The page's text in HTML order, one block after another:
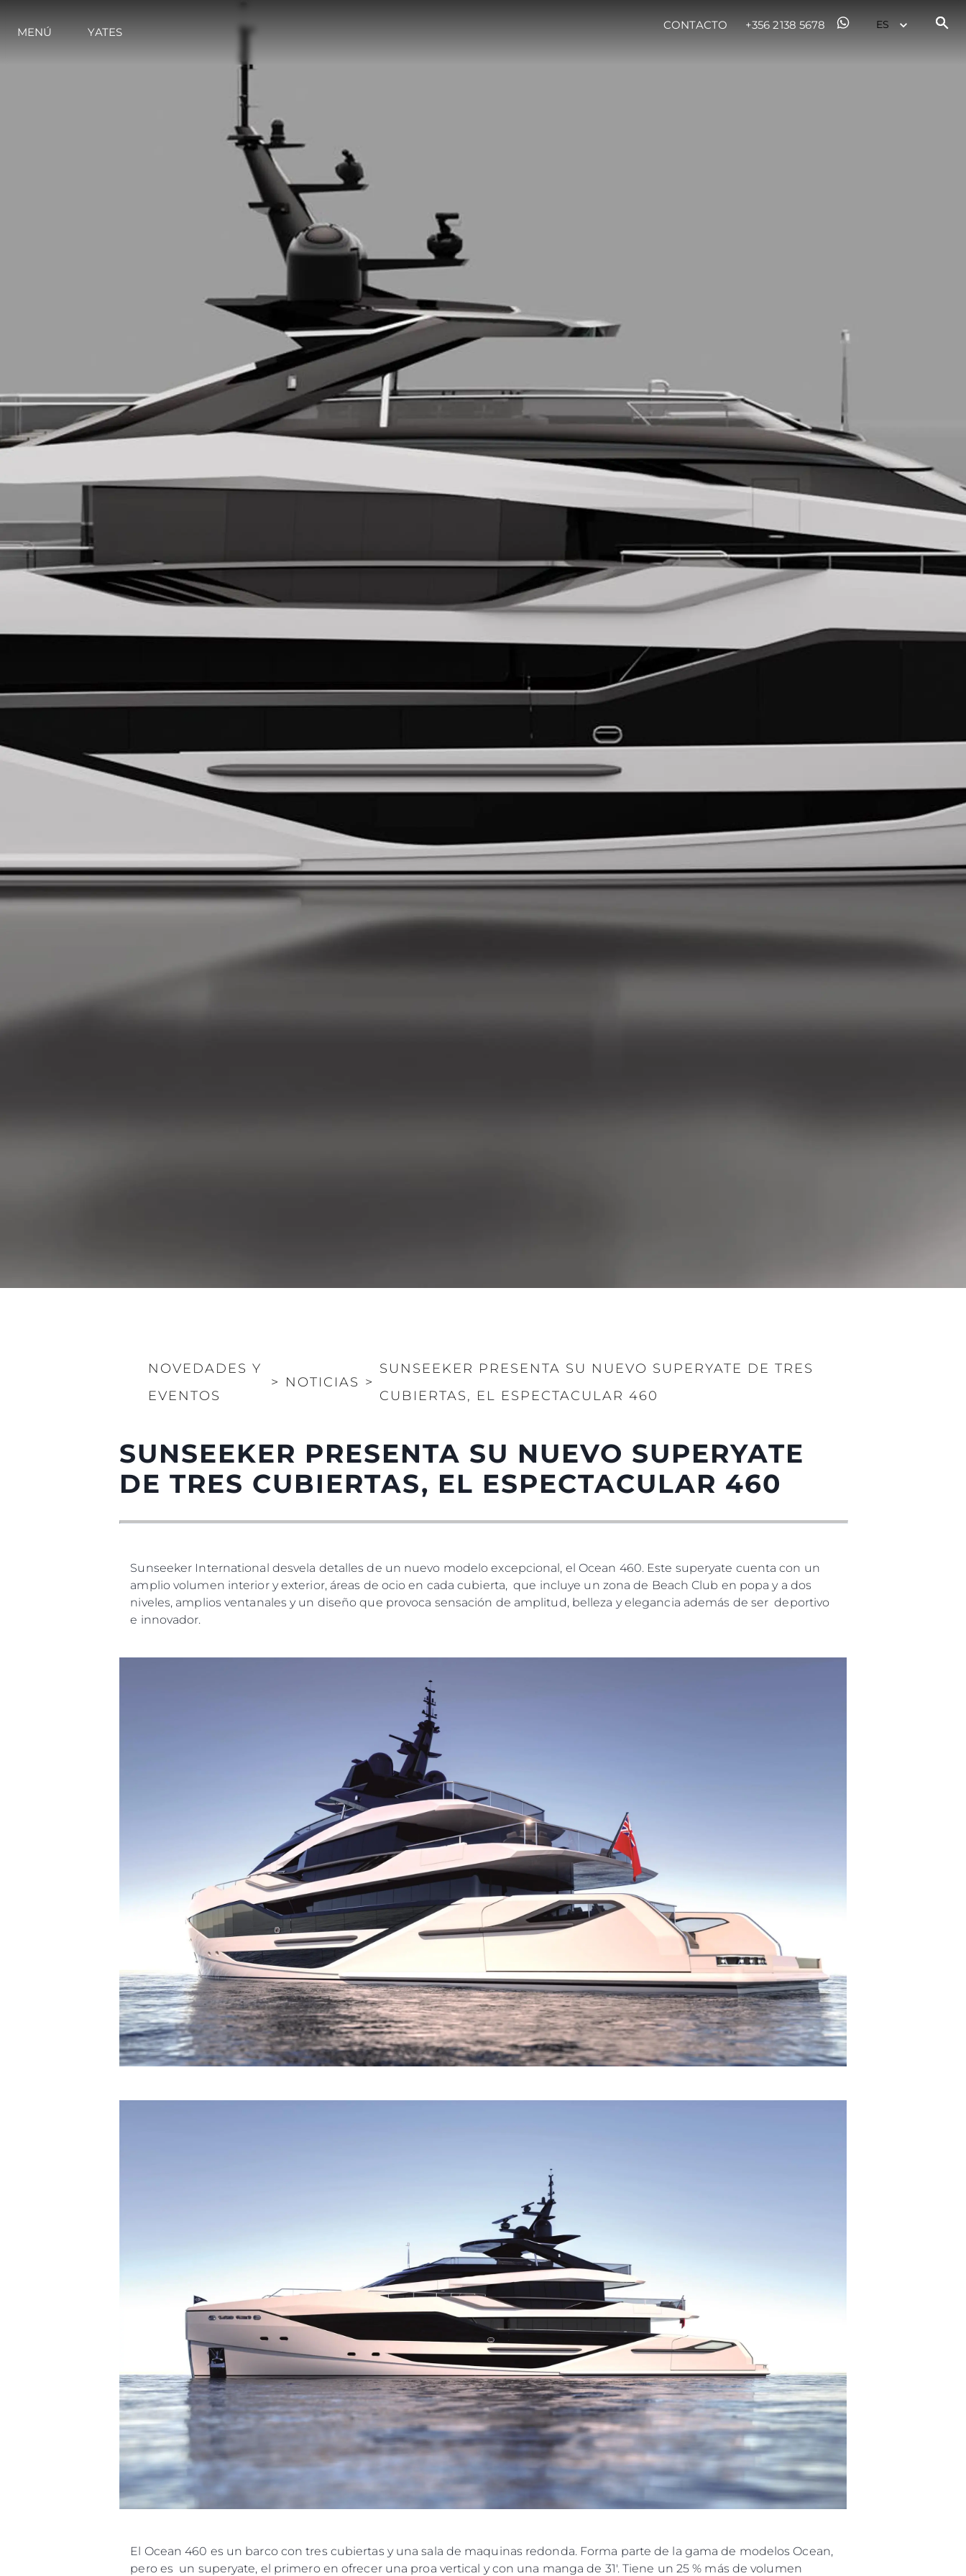
MENÚ YATES
CONTACTO +356 2138 5678
NOVEDADES Y
EVENTOS
> NOTICIAS >
SUNSEEKER PRESENTA SU NUEVO SUPERYATE DE TRES
CUBIERTAS, EL ESPECTACULAR 460
SUNSEEKER PRESENTA SU NUEVO SUPERYATE
DE TRES CUBIERTAS, EL ESPECTACULAR 460
Sunseeker International desvela detalles de un nuevo modelo excepcional, el Ocean 460. Este superyate cuenta con un
amplio volumen interior y exterior, áreas de ocio en cada cubierta, que incluye un zona de Beach Club en popa y a dos
niveles, amplios ventanales y un diseño que provoca sensación de amplitud, belleza y elegancia además de ser deportivo
e innovador.
El Ocean 460 es un barco con tres cubiertas y una sala de maquinas redonda. Forma parte de la gama de modelos Ocean,
pero es un superyate, el primero en ofrecer una proa vertical y con una manga de 31'. Tiene un 25 % más de volumen
Información
Mapa
Contacto
Preferencias De Cookies
Sunseeker Range
Brochure
Legal
POLÍTICA DE PRIVACIDAD
DECLARACIÓN EN CONTRA
DE LA ESCLAVITUD
MODERNA
POLÍTICA DE COOKIES
OFERTAS DE TRABAJO
¿Quiénes Somos?
Brokerage
Charter
Innovación
¿Quiénes Somos?
El Equipo
Estilo De Vida
Historia